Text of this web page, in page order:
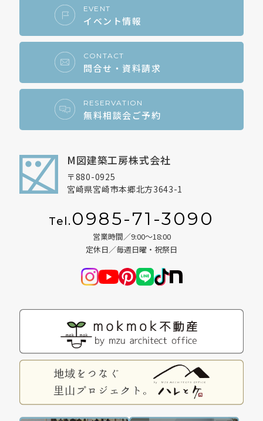
EVENT
イベント情報
CONTACT
問合せ・資料請求
RESERVATION
無料相談会ご予約
M図建築工房株式会社
〒880-0925
宮崎県宮崎市本郷北方3643-1
Tel.0985-71-3090
営業時間／9:00～18:00
定休日／毎週日曜・祝祭日